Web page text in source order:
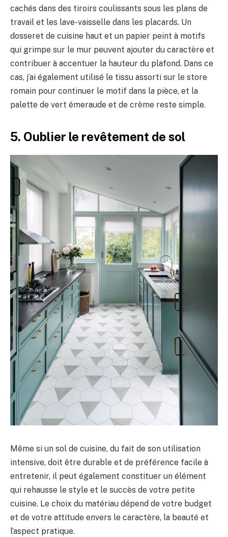
cachés dans des tiroirs coulissants sous les plans de
travail et les lave-vaisselle dans les placards. Un
dosseret de cuisine haut et un papier peint à motifs
qui grimpe sur le mur peuvent ajouter du caractère et
contribuer à accentuer la hauteur du plafond. Dans ce
cas, j’ai également utilisé le tissu assorti sur le store
romain pour continuer le motif dans la pièce, et la
palette de vert émeraude et de crème reste simple.
5. Oublier le revêtement de sol
Même si un sol de cuisine, du fait de son utilisation
intensive, doit être durable et de préférence facile à
entretenir, il peut également constituer un élément
qui rehausse le style et le succès de votre petite
cuisine. Le choix du matériau dépend de votre budget
et de votre attitude envers le caractère, la beauté et
l’aspect pratique.